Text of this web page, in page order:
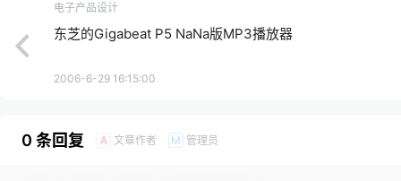
电子产品设计
东芝的Gigabeat P5 NaNa版MP3播放器
2006-6-29 16:15:00
0 条回复 A 文章作者 M 管理员